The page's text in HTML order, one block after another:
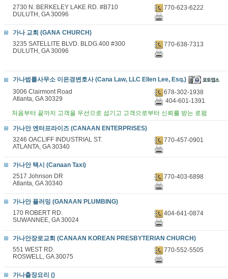
2730 N. BERKELEY LAKE RD. #B710
DULUTH, GA 30096
770-623-6222
가나 교회 (GANA CHURCH)
3235 SATELLITE BLVD. BLDG.400 #300
DULUTH, GA 30096
770-638-7313
가나법률사무소 이은경변호사 (Cana Law, LLC Ellen Lee, Esq.)
3006 Clairmont Road
Atlanta, GA 30329
678-302-1938
404-601-1391
처음부터 끝까지 고객을 우선으로 섬기고 고객으로부터 신뢰를 받는 로펌
가나안 엔터프라이즈 (CANAAN ENTERPRISES)
3246 OACLIFF INDUSTRIAL ST.
ATLANTA, GA 30340
770-457-0901
가나안 택시 (Canaan Taxi)
2517 Johnson DR
Atlanta, GA 30340
770-403-6898
가나안 플러밍 (GANAAN PLUMBING)
170 ROBERT RD.
SUWANNEE, GA 30024
404-641-0874
가나안장로교회 (CANAAN KOREAN PRESBYTERIAN CHURCH)
551 WEST RD.
ROSWELL, GA 30075
770-552-5505
가나출장요리 ()